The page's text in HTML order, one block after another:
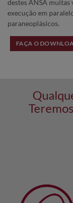
destes ANSA muitas
execução em
paraneoplásicos.
FAÇA O